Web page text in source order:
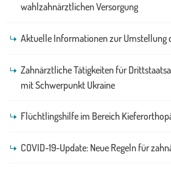
wahlzahnärztlichen Versorgung
Aktuelle Informationen zur Umstellung
Zahnärztliche Tätigkeiten für
mit Schwerpunkt Ukraine
Flüchtlingshilfe im Bereich
COVID-19-Update: Neue Regeln für